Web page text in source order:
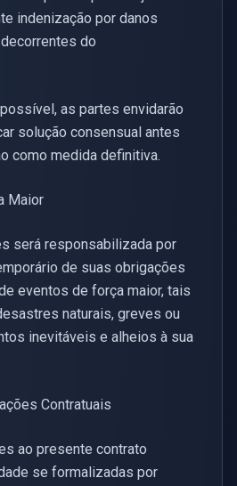
indenização por danos
do
as partes envidarão
solução consensual antes
como medida definitiva.
Maior
será responsabilizada por
de suas obrigações
eventos de força maior, tais
naturais, greves ou
inevitáveis e alheios à sua
Contratuais
ao presente contrato
se formalizadas por